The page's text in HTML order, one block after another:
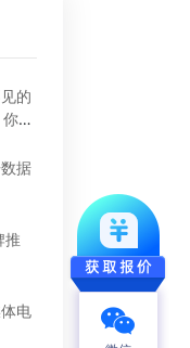
的
还
据
推
电